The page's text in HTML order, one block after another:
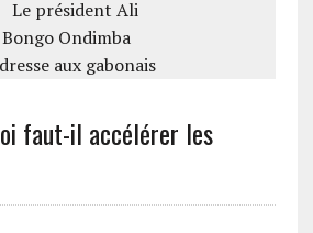
faut-il accélérer les